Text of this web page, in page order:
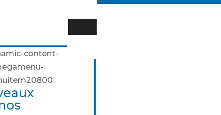
du Chrono
des pictogrammes